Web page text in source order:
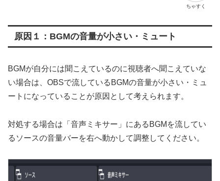
ちゃすく
原因１：BGMの音量が小さい・ミュート
BGMが自分には聞こえているのに視聴者へ聞こえていな
い場合は、OBSで流しているBGMの音量が小さい・ミュ
ートになっていることが原因として考えられます。
対処する場合は「音声ミキサー」にあるBGMを流してい
るソースの音量バーを右へ動かして調整してください。